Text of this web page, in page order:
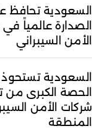
السعودية تحافظ
الصدارة عالمياً
الأمن السيبراني
السعودية
الحصة الكبرى من
شركات الأمن
المنطقة